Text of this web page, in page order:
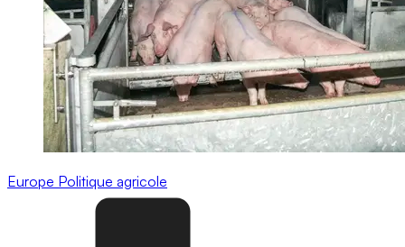
Europe Politique agricole